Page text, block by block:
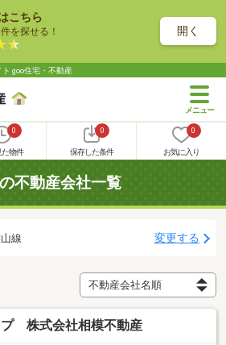
こちら
を探せる！ 開く
goo住宅・不動産
0
物件
0
保存した条件
0
お気に入り
不動産会社一覧
線 変更する
プ 株式会社相模不動産